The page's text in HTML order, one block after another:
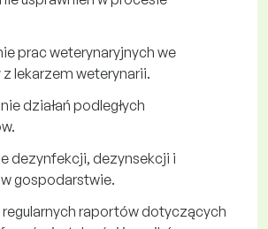
prac weterynaryjnych we
z lekarzem weterynarii.
działań podległych
dezynfekcji, dezynsekcji i
gospodarstwie.
regularnych raportów dotyczących